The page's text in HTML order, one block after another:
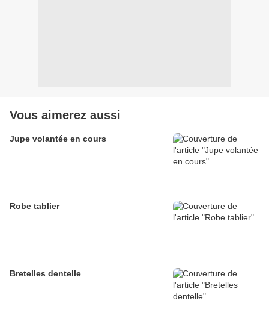
Vous aimerez aussi
Jupe volantée en cours
Robe tablier
Bretelles dentelle